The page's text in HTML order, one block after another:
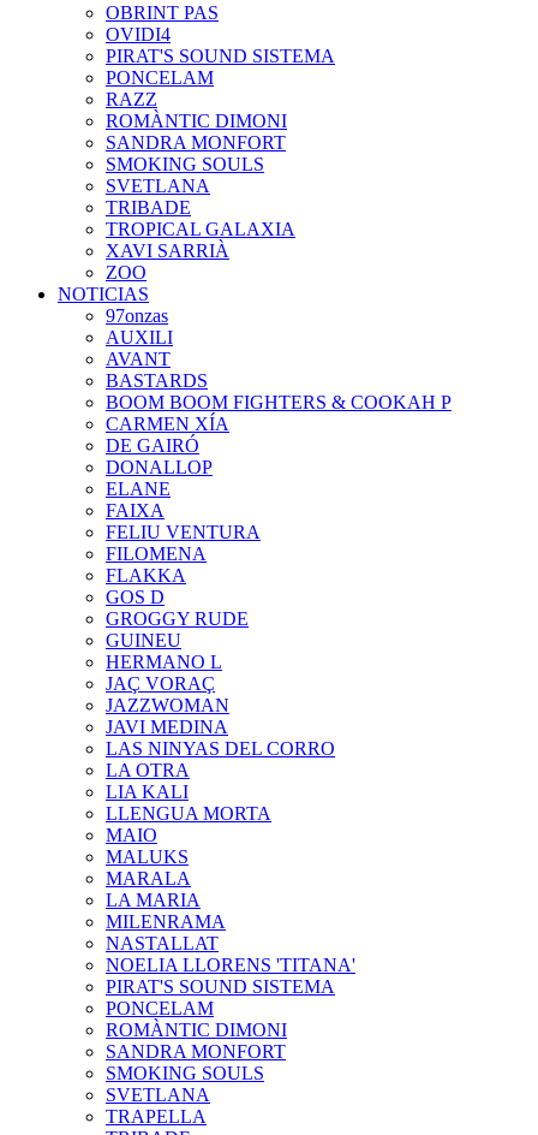
OBRINT PAS
OVIDI4
PIRAT'S SOUND SISTEMA
PONCELAM
RAZZ
ROMÀNTIC DIMONI
SANDRA MONFORT
SMOKING SOULS
SVETLANA
TRIBADE
TROPICAL GALAXIA
XAVI SARRIÀ
ZOO
NOTICIAS
97onzas
AUXILI
AVANT
BASTARDS
BOOM BOOM FIGHTERS & COOKAH P
CARMEN XÍA
DE GAIRÓ
DONALLOP
ELANE
FAIXA
FELIU VENTURA
FILOMENA
FLAKKA
GOS D
GROGGY RUDE
GUINEU
HERMANO L
JAÇ VORAÇ
JAZZWOMAN
JAVI MEDINA
LAS NINYAS DEL CORRO
LA OTRA
LIA KALI
LLENGUA MORTA
MAIO
MALUKS
MARALA
LA MARIA
MILENRAMA
NASTALLAT
NOELIA LLORENS 'TITANA'
PIRAT'S SOUND SISTEMA
PONCELAM
ROMÀNTIC DIMONI
SANDRA MONFORT
SMOKING SOULS
SVETLANA
TRAPELLA